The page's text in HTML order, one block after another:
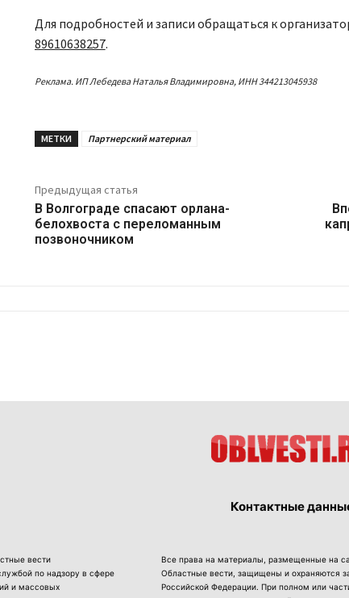
Для подробностей и записи обращаться к
89610638257.
Реклама. ИП Лебедева Наталья Владимировна, ИНН 344213045938
МЕТКИ Партнерский материал
Предыдущая статья
В Волгограде спасают орлана-
белохвоста с переломанным
позвоночником
Контактные
вести
по надзору в сфере
и массовых
Все права на материалы, размещенные на
Областные вести, защищены и охраняются
Российской Федерации. При полном или